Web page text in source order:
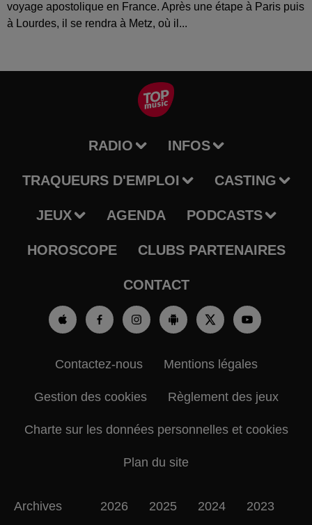
voyage apostolique en France. Après une étape à Paris puis
à Lourdes, il se rendra à Metz, où il...
RADIO INFOS
TRAQUEURS D'EMPLOI CASTING
JEUX AGENDA PODCASTS
HOROSCOPE CLUBS PARTENAIRES
CONTACT
Contactez-nous Mentions légales
Gestion des cookies Règlement des jeux
Charte sur les données personnelles et cookies
Plan du site
Archives 2026 2025 2024 2023